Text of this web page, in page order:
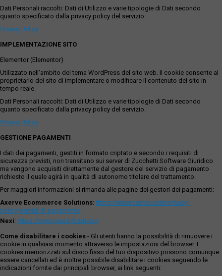
Dati Personali raccolti: Dati di Utilizzo e varie tipologie di Dati secondo
quanto specificato dalla privacy policy del servizio.
Privacy Policy
IMPLEMENTAZIONE SITO
Elementor (Elementor)
Utilizzato nell'ambito del tema WordPress del sito web. Il cookie consente al
proprietario del sito di implementare o modificare il contenuto del sito in
tempo reale.
Dati Personali raccolti: Dati di Utilizzo e varie tipologie di Dati secondo
quanto specificato dalla privacy policy del servizio.
Privacy Policy
GESTIONE PAGAMENTI
I dati dei pagamenti, gestiti in formato criptato e secondo i requisiti di
sicurezza previsti, non transitano sui server di Zucchetti Software Giuridico
ma vengono acquisiti direttamente dal gestore del servizio di pagamento
richiesto il quale agirà in qualità di autonomo titolare del trattamento.
Per maggiori informazioni si rimanda alle pagine dei gestori dei pagamenti:
Axerve Ecommerce Solutions: https://www.axerve.com/privacy-
policy/servizi-di-pagamento
Nexi: https://www.nexi.it/it/privacy
Come disabilitare i cookies - Gli utenti hanno la possibilità di rimuovere i
cookie in qualsiasi momento attraverso le impostazioni del browser. I
cookies memorizzati sul disco fisso del tuo dispositivo possono comunque
essere cancellati ed è inoltre possibile disabilitare i cookies seguendo le
indicazioni fornite dai principali browser, ai link seguenti: